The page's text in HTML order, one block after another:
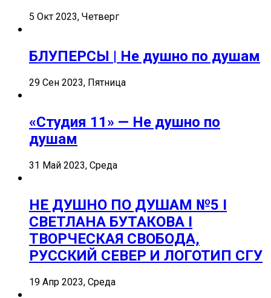
5 Окт 2023, Четверг
БЛУПЕРСЫ | Не душно по душам
29 Сен 2023, Пятница
«Студия 11» — Не душно по
душам
31 Май 2023, Среда
НЕ ДУШНО ПО ДУШАМ №5 I
СВЕТЛАНА БУТАКОВА I
ТВОРЧЕСКАЯ СВОБОДА,
РУССКИЙ СЕВЕР И ЛОГОТИП СГУ
19 Апр 2023, Среда